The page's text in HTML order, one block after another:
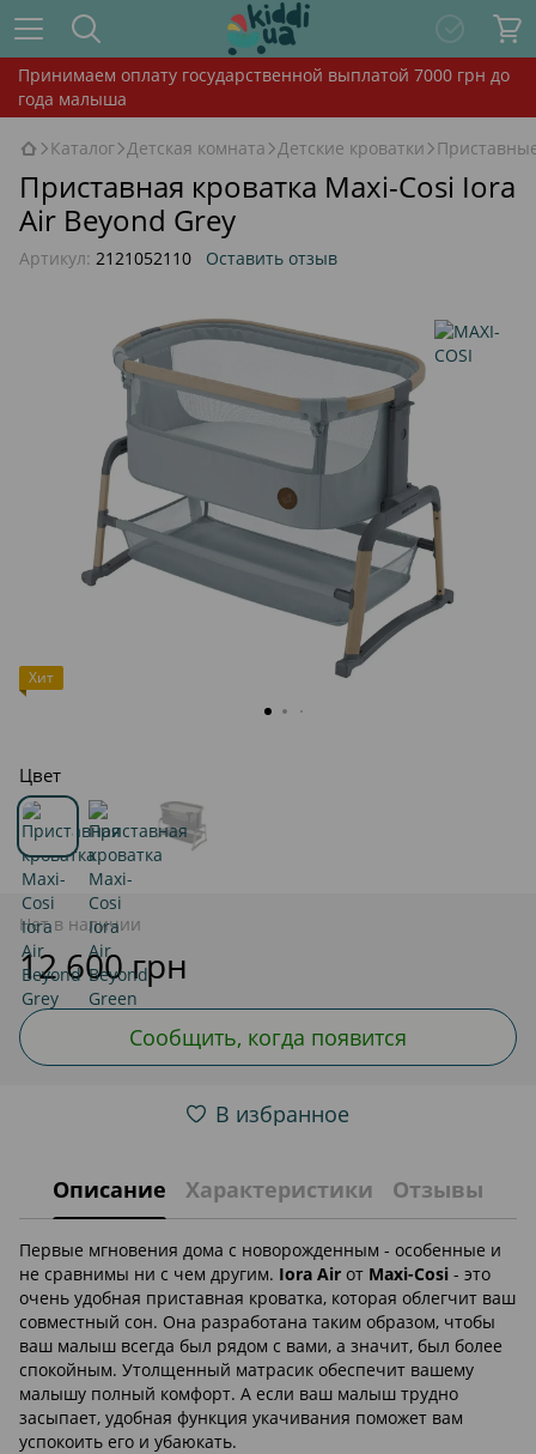
Принимаем оплату государственной выплатой 7000 грн до
года малыша
Каталог Детская комната Детские кроватки
Приставная кроватка Maxi-Cosi Iora
Air Beyond Grey
Артикул: 2121052110 Оставить отзыв
Хит
Цвет
Нет в наличии
12 600 грн
Сообщить, когда появится
В избранное
Описание Характеристики Отзывы
Первые мгновения дома с новорожденным - особенные и
не сравнимы ни с чем другим. Iora Air от Maxi-Cosi - это
очень удобная приставная кроватка, которая облегчит ваш
совместный сон. Она разработана таким образом, чтобы
ваш малыш всегда был рядом с вами, а значит, был более
спокойным. Утолщенный матрасик обеспечит вашему
малышу полный комфорт. А если ваш малыш трудно
засыпает, удобная функция укачивания поможет вам
успокоить его и убаюкать.